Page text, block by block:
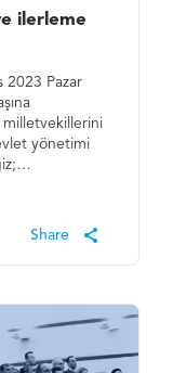
ilerleme
2023 Pazar
milletvekillerini
yönetimi